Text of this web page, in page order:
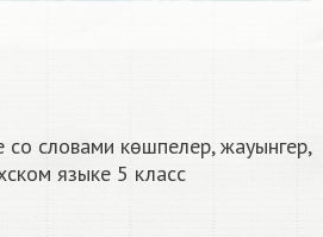
со словами көшпелер, жауынгер,
языке 5 класс​